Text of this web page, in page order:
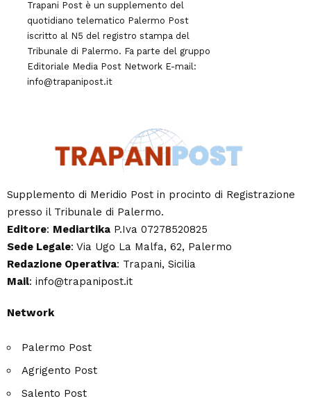
Trapani Post è un supplemento del
quotidiano telematico Palermo Post
iscritto al N5 del registro stampa del
Tribunale di Palermo. Fa parte del gruppo
Editoriale Media Post Network E-mail:
info@trapanipost.it
Supplemento di Meridio Post in procinto di Registrazione
presso il Tribunale di Palermo.
Editore: Mediartika P.Iva 07278520825
Sede Legale: Via Ugo La Malfa, 62, Palermo
Redazione Operativa: Trapani, Sicilia
Mail: info@trapanipost.it
Network
Palermo Post
Agrigento Post
Salento Post